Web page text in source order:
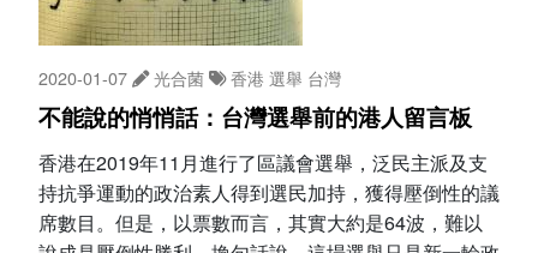
2020-01-07 光合菌 香港 選舉 台灣
不能說的悄悄話：台灣選舉前的港人留言板
香港在2019年11月進行了區議會選舉，泛民主派及支
持抗爭運動的政治素人得到選民加持，獲得壓倒性的議
席數目。但是，以票數而言，其實大約是64波，難以